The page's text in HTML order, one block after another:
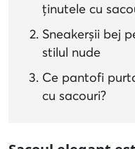
ținutele cu
Sneakerșii bej
stilul nude
Ce pantofi
cu sacouri?